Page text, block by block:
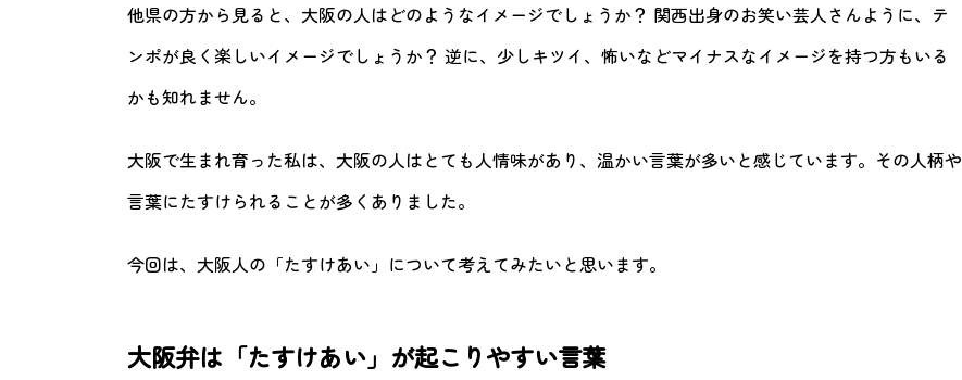
他県の方から見ると、大阪の人はどのようなイメージでしょうか？ 関西出身のお笑い芸人さんように、テ
ンポが良く楽しいイメージでしょうか？ 逆に、少しキツイ、怖いなどマイナスなイメージを持つ方もいる
かも知れません。
大阪で生まれ育った私は、大阪の人はとても人情味があり、温かい言葉が多いと感じています。その人柄や
言葉にたすけられることが多くありました。
今回は、大阪人の「たすけあい」について考えてみたいと思います。
大阪弁は「たすけあい」が起こりやすい言葉